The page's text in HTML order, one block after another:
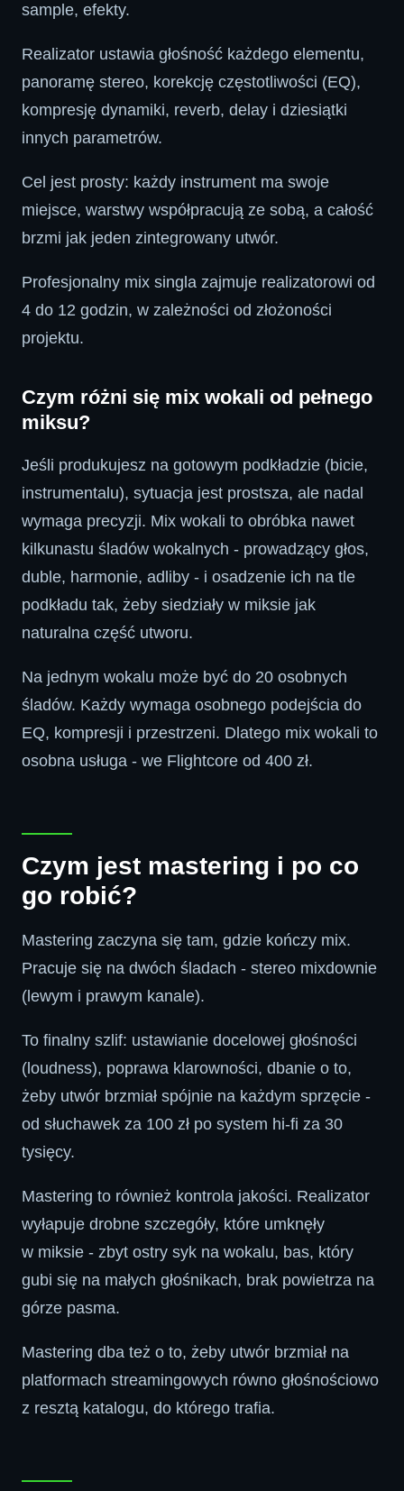
sample, efekty.
Realizator ustawia głośność każdego elementu,
panoramę stereo, korekcję częstotliwości (EQ),
kompresję dynamiki, reverb, delay i dziesiątki
innych parametrów.
Cel jest prosty: każdy instrument ma swoje
miejsce, warstwy współpracują ze sobą, a całość
brzmi jak jeden zintegrowany utwór.
Profesjonalny mix singla zajmuje realizatorowi od
4 do 12 godzin, w zależności od złożoności
projektu.
Czym różni się mix wokali od pełnego
miksu?
Jeśli produkujesz na gotowym podkładzie (bicie,
instrumentalu), sytuacja jest prostsza, ale nadal
wymaga precyzji. Mix wokali to obróbka nawet
kilkunastu śladów wokalnych - prowadzący głos,
duble, harmonie, adliby - i osadzenie ich na tle
podkładu tak, żeby siedziały w miksie jak
naturalna część utworu.
Na jednym wokalu może być do 20 osobnych
śladów. Każdy wymaga osobnego podejścia do
EQ, kompresji i przestrzeni. Dlatego mix wokali to
osobna usługa - we Flightcore od 400 zł.
Czym jest mastering i po co
go robić?
Mastering zaczyna się tam, gdzie kończy mix.
Pracuje się na dwóch śladach - stereo mixdownie
(lewym i prawym kanale).
To finalny szlif: ustawianie docelowej głośności
(loudness), poprawa klarowności, dbanie o to,
żeby utwór brzmiał spójnie na każdym sprzęcie -
od słuchawek za 100 zł po system hi-fi za 30
tysięcy.
Mastering to również kontrola jakości. Realizator
wyłapuje drobne szczegóły, które umknęły
w miksie - zbyt ostry syk na wokalu, bas, który
gubi się na małych głośnikach, brak powietrza na
górze pasma.
Mastering dba też o to, żeby utwór brzmiał na
platformach streamingowych równo głośnościowo
z resztą katalogu, do którego trafia.